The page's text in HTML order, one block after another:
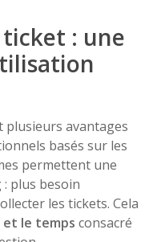
ticket : une
plusieurs avantages
basés sur les
permettent une
plus besoin
les tickets. Cela
le temps consacré